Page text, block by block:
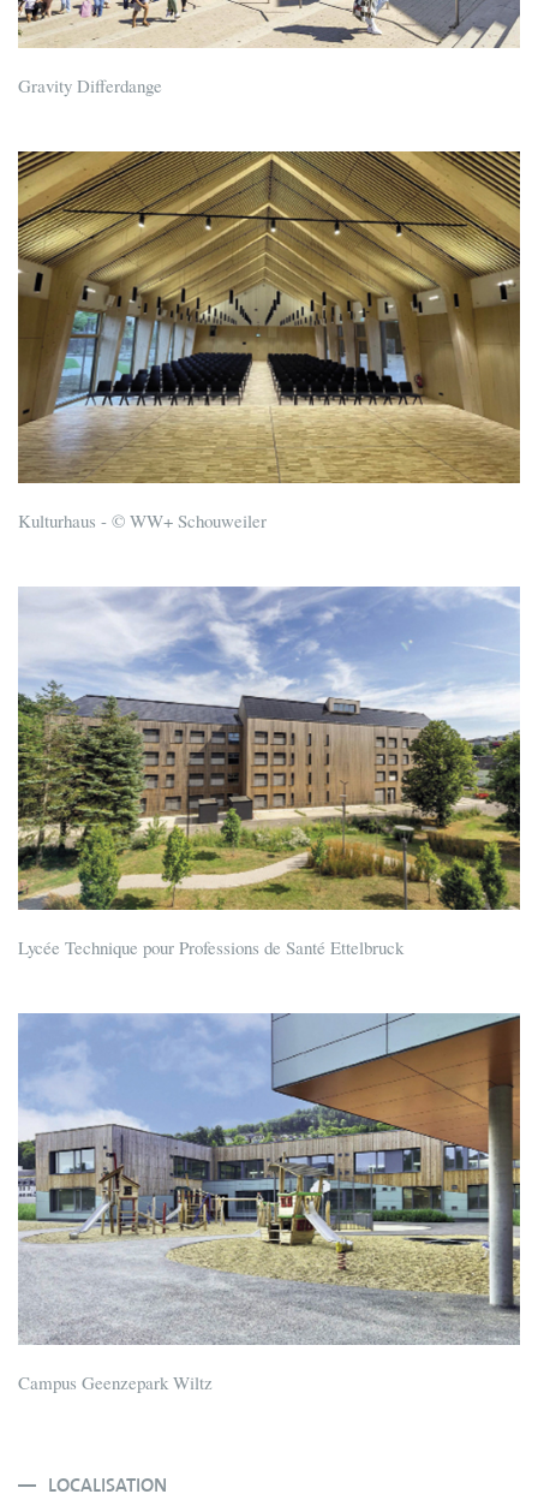
Gravity Differdange
Kulturhaus - © WW+ Schouweiler
Lycée Technique pour Professions de Santé Ettelbruck
Campus Geenzepark Wiltz
LOCALISATION